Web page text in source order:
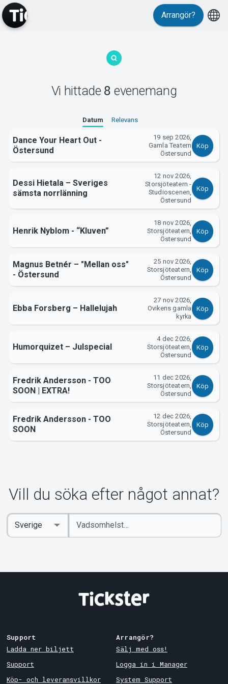
Support
Om Tickster
Arrangör?
Vi hittade 8 evenemang
Datum Relevans
Dance Your Heart Out -
Östersund
19 sep 2026,
Gamla Teatern
Östersund
Köp
Dessi Hietala – Sveriges
sämsta norrlänning
12 nov 2026,
Storsjöteatern -
Studioscenen,
Östersund
Köp
Henrik Nyblom - “Kluven”
18 nov 2026,
Storsjöteatern,
Östersund
Köp
Magnus Betnér – "Mellan oss"
- Östersund
25 nov 2026,
Storsjöteatern,
Östersund
Köp
Ebba Forsberg – Hallelujah
27 nov 2026,
Ovikens gamla
kyrka
Köp
Humorquizet – Julspecial
4 dec 2026,
Storsjöteatern,
Östersund
Köp
Fredrik Andersson - TOO
SOON | EXTRA!
11 dec 2026,
Storsjöteatern,
Östersund
Köp
Fredrik Andersson - TOO
SOON
12 dec 2026,
Storsjöteatern,
Östersund
Köp
Vill du söka efter något annat?
Ange
sökord
Select
Country
Support
Ladda ner biljett
Support
Köp- och leveransvillkor
Arrangör?
Sälj med oss!
Logga in i Manager
System Support